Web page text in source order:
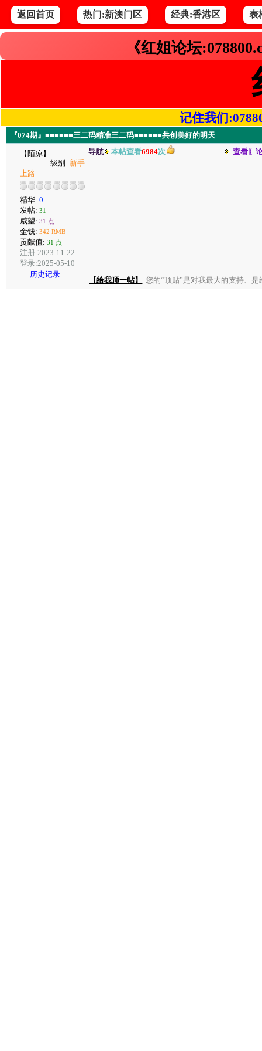
返回首页 热门:新澳门区 经典:香港区 表
《红姐论坛
记住我们
『074期』■■■■■■三二码精准三二码■■■■■■共创美好的明天
【陌凉】
级别: 新手
上路
精华: 0
发帖: 31
威望: 31 点
金钱: 342 RMB
贡献值: 31 点
注册:2023-11-22
登录:2025-05-10
历史记录
导航 本帖查看6984次 查看〖
【给我顶一帖】 您的“顶贴”是对我最大的支持、